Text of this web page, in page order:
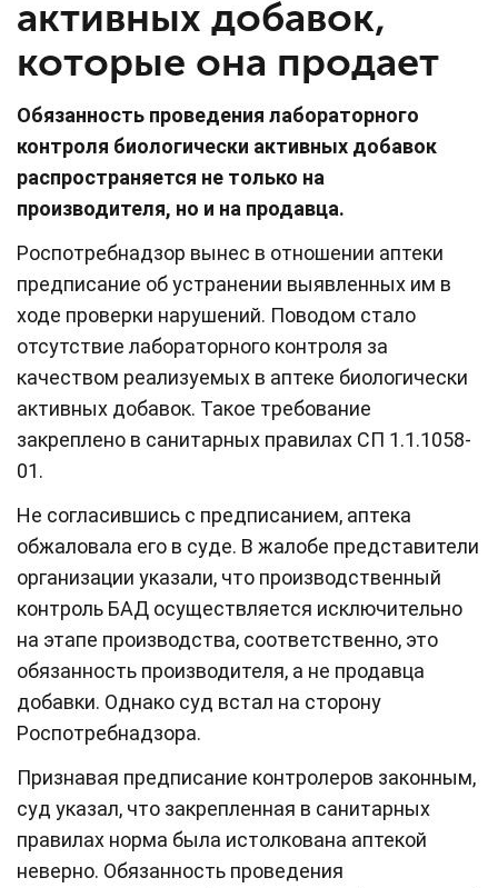
активных добавок,
которые она продает
Обязанность проведения лабораторного
контроля биологически активных добавок
распространяется не только на
производителя, но и на продавца.
Роспотребнадзор вынес в отношении аптеки
предписание об устранении выявленных им в
ходе проверки нарушений. Поводом стало
отсутствие лабораторного контроля за
качеством реализуемых в аптеке биологически
активных добавок. Такое требование
закреплено в санитарных правилах СП 1.1.1058-
01.
Не согласившись с предписанием, аптека
обжаловала его в суде. В жалобе представители
организации указали, что производственный
контроль БАД осуществляется исключительно
на этапе производства, соответственно, это
обязанность производителя, а не продавца
добавки. Однако суд встал на сторону
Роспотребнадзора.
Признавая предписание контролеров законным,
суд указал, что закрепленная в санитарных
правилах норма была истолкована аптекой
неверно. Обязанность проведения